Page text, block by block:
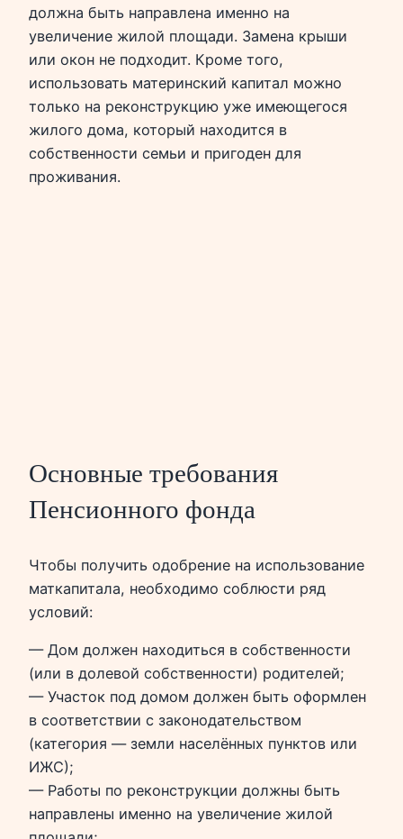
должна быть направлена именно на
увеличение жилой площади. Замена крыши
или окон не подходит. Кроме того,
использовать материнский капитал можно
только на реконструкцию уже имеющегося
жилого дома, который находится в
собственности семьи и пригоден для
проживания.
Основные требования
Пенсионного фонда
Чтобы получить одобрение на использование
маткапитала, необходимо соблюсти ряд
условий:
— Дом должен находиться в собственности
(или в долевой собственности) родителей;
— Участок под домом должен быть оформлен
в соответствии с законодательством
(категория — земли населённых пунктов или
ИЖС);
— Работы по реконструкции должны быть
направлены именно на увеличение жилой